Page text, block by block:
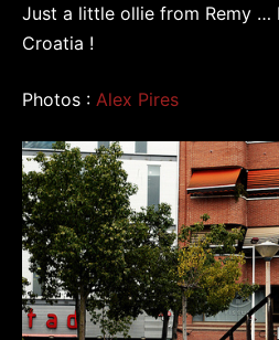
Just a little ollie from Remy …
Croatia !
Photos : Alex Pires